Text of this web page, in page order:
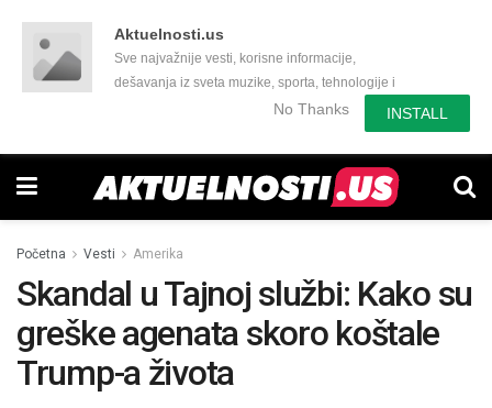
Aktuelnosti.us
Sve najvažnije vesti, korisne informacije,
dešavanja iz sveta muzike, sporta, tehnologije i
još mnogo toga zanimljivog.No Thanks INSTALL
Početna Vesti Amerika
Skandal u Tajnoj službi: Kako su
greške agenata skoro koštale
Trump-a života